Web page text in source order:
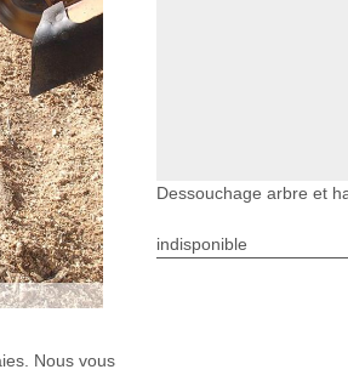
Nous vous
Dessouchage arbre et
indisponible